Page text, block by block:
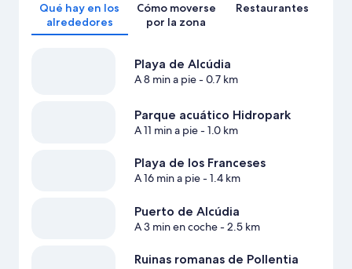
Qué hay en los
alrededores
Cómo moverse
por la zona
Restaurantes
Playa de Alcúdia
A 8 min a pie- 0.7 km
Parque acuático Hidropark
A 11 min a pie- 1.0 km
Playa de los Franceses
A 16 min a pie- 1.4 km
Puerto de Alcúdia
A 3 min en coche- 2.5 km
Ruinas romanas de Pollentia